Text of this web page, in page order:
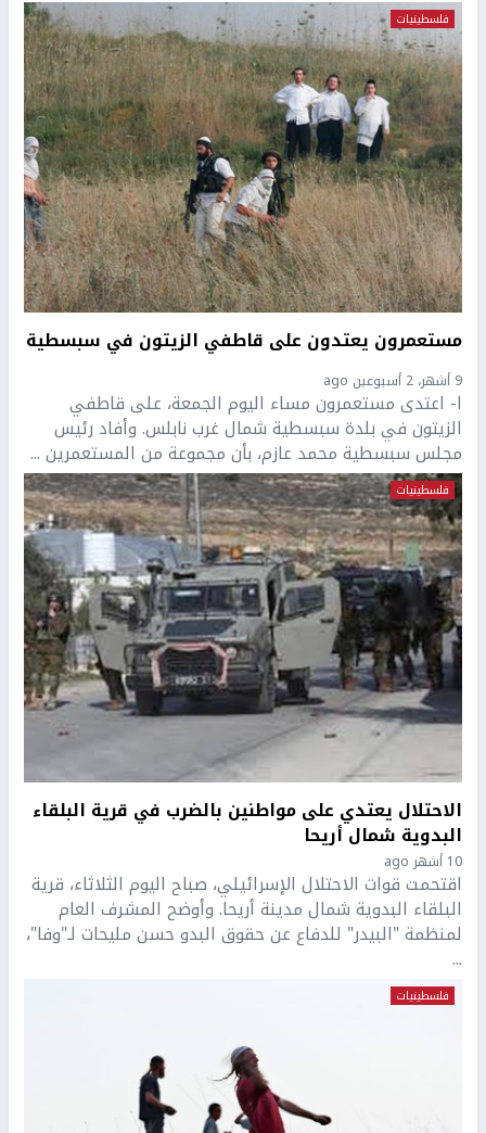
فلسطينيات
مستعمرون يعتدون على قاطفي الزيتون في سبسطية
9 أشهر، 2 أسبوعين ago
ا- اعتدى مستعمرون مساء اليوم الجمعة، على قاطفي
الزيتون في بلدة سبسطية شمال غرب نابلس. وأفاد رئيس
مجلس سبسطية محمد عازم، بأن مجموعة من المستعمرين ...
فلسطينيات
الاحتلال يعتدي على مواطنين بالضرب في قرية البلقاء
البدوية شمال أريحا
10 أشهر ago
اقتحمت قوات الاحتلال الإسرائيلي، صباح اليوم الثلاثاء، قرية
البلقاء البدوية شمال مدينة أريحا. وأوضح المشرف العام
لمنظمة "البيدر" للدفاع عن حقوق البدو حسن مليحات لـ"وفا"،
...
فلسطينيات